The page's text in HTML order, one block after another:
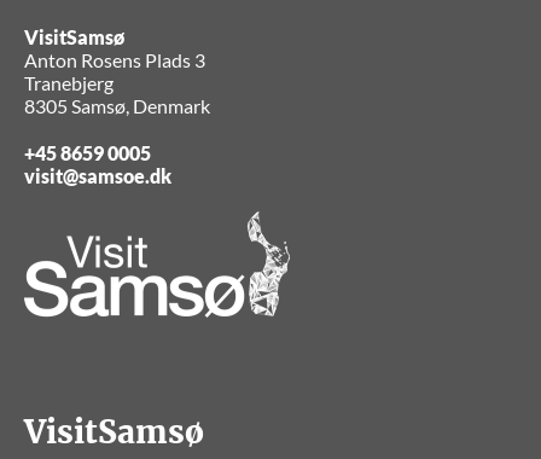
VisitSamsø
Anton Rosens Plads 3
Tranebjerg
8305 Samsø, Denmark
+45 8659 0005
visit@samsoe.dk
VisitSamsø